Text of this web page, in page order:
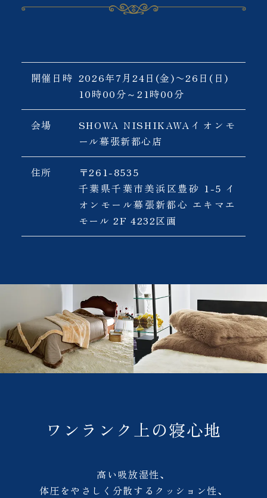
開催概要（抜粋）
開催日時 2026年7月24日(金)〜26日(日)
10時00分～21時00分
会場
SHOWA NISHIKAWAイオンモ
ール幕張新都心店
住所
〒261-8535
千葉県千葉市美浜区豊砂 1-5 イ
オンモール幕張新都心 エキマエ
モール 2F 4232区画
ワンランク上の寝心地
高い吸放湿性、
体圧をやさしく分散するクッション性、